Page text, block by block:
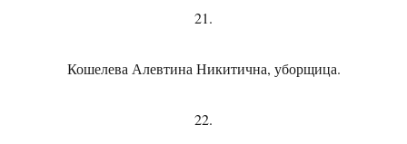
21.
Кошелева Алевтина Никитична, уборщица.
22.